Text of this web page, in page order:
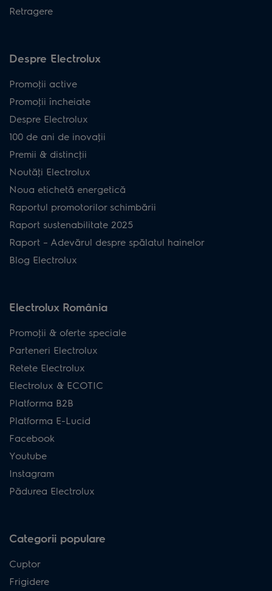
Retragere
Despre Electrolux
Promoţii active
Promoţii încheiate
Despre Electrolux
100 de ani de inovaţii
Premii & distincţii
Noutăţi Electrolux
Noua etichetă energetică
Raportul promotorilor schimbării
Raport sustenabilitate 2025
Raport – Adevărul despre spălatul hainelor
Blog Electrolux
Electrolux România
Promoţii & oferte speciale
Parteneri Electrolux
Retete Electrolux
Electrolux & ECOTIC
Platforma B2B
Platforma E-Lucid
Facebook
Youtube
Instagram
Pădurea Electrolux
Categorii populare
Cuptor
Frigidere